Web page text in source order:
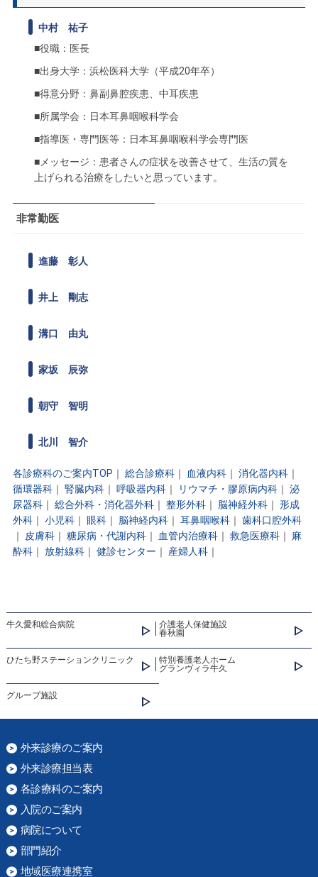
中村 祐子
■役職：医長
■出身大学：浜松医科大学（平成20年卒）
■得意分野：鼻副鼻腔疾患、中耳疾患
■所属学会：日本耳鼻咽喉科学会
■指導医・専門医等：日本耳鼻咽喉科学会専門医
■メッセージ：患者さんの症状を改善させて、生活の質を
上げられる治療をしたいと思っています。
非常勤医
進藤 彰人
井上 剛志
溝口 由丸
家坂 辰弥
朝守 智明
北川 智介
各診療科のご案内TOP ｜ 総合診療科｜ 血液内科｜ 消化器内科｜
循環器科｜ 腎臓内科｜ 呼吸器内科｜ リウマチ・膠原病内科｜ 泌
尿器科｜ 総合外科・消化器外科｜ 整形外科｜ 脳神経外科｜ 形成
外科｜ 小児科｜ 眼科｜ 脳神経内科｜ 耳鼻咽喉科｜ 歯科口腔外科
｜
皮膚科｜ 糖尿病・代謝内科｜ 血管内治療科｜ 救急医療科｜ 麻
酔科｜ 放射線科｜ 健診センター ｜ 産婦人科｜
牛久愛和総合病院
介護老人保健施設
春秋園
ひたち野ステーションクリニック
特別養護老人ホーム
グランヴィラ牛久
グループ施設
外来診療のご案内
外来診療担当表
各診療科のご案内
入院のご案内
病院について
部門紹介
地域医療連携室